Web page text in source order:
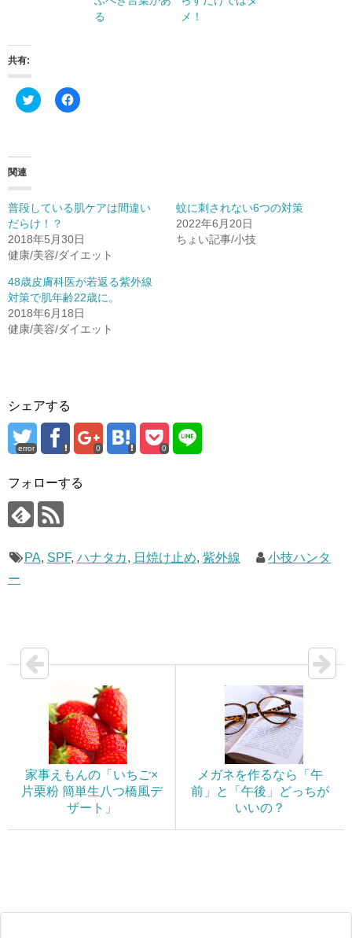
る
メ！
共有:
ク
リ
e
r
で
共
有
(
し
い
ウ
ィ
ン
ド
)
F
a
有
す
は
ク
リ
ク
し
て
く
だ
さ
ド
ウ
で
開
ま
す
関連
普段している肌ケアは間違い
だらけ！？
2018年5月30日
健康/美容/ダイエット
蚊に刺されない6つの対策
2022年6月20日
ちょい記事/小技
48歳皮膚科医が若返る紫外線
対策で肌年齢22歳に。
2018年6月18日
健康/美容/ダイエット
シェアする
error 0 0
フォローする
PA, SPF, ハナタカ, 日焼け止め, 紫外線
小技ハンタ
ー
家事えもんの「いちご×
片栗粉 簡単生八つ橋風デ
ザート」
メガネを作るなら「午
前」と「午後」どっちが
いいの？